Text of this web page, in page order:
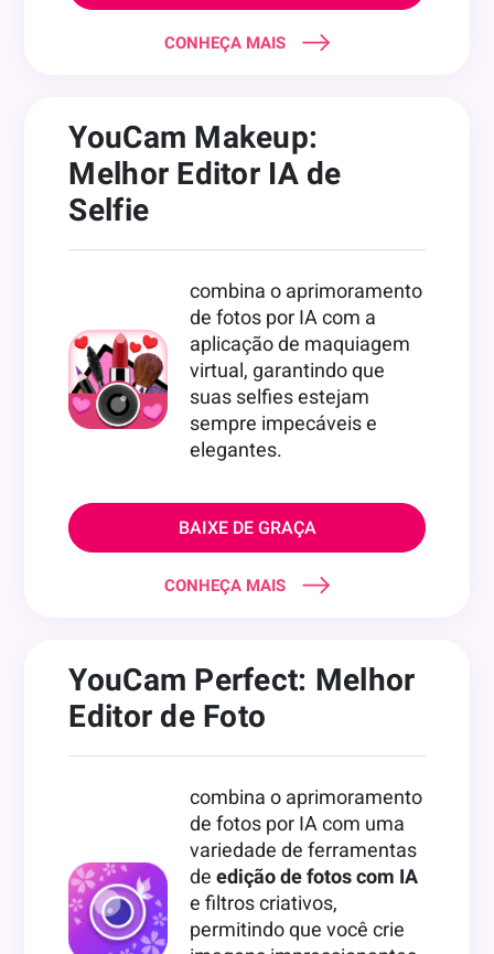
CONHEÇA MAIS
YouCam Makeup:
Melhor Editor IA de
Selfie
combina o aprimoramento
de fotos por IA com a
aplicação de maquiagem
virtual, garantindo que
suas selfies estejam
sempre impecáveis e
elegantes.
BAIXE DE GRAÇA
CONHEÇA MAIS
YouCam Perfect: Melhor
Editor de Foto
combina o aprimoramento
de fotos por IA com uma
variedade de ferramentas
deedição de fotos com IA
e filtros criativos,
permitindo que você crie